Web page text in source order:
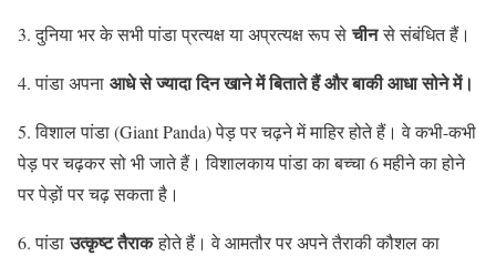
3. दुनिया भर के सभी पांडा प्रत्यक्ष या अप्रत्यक्ष रूप सेचीनसे संबंधित हैं।
4. पांडा अपना आधे से ज्यादा दिन खाने में बिताते हैं और बाकी आधा सोने में।
5. विशाल पांडा (Giant Panda) पेड़ पर चढ़ने में माहिर होते हैं। वे कभी-कभी
पेड़ पर चढ़कर सो भी जाते हैं। विशालकाय पांडा का बच्चा 6 महीने का होने
पर पेड़ों पर चढ़ सकता है।
6. पांडाउत्कृष्ट तैराकहोते हैं। वे आमतौर पर अपने तैराकी कौशल का